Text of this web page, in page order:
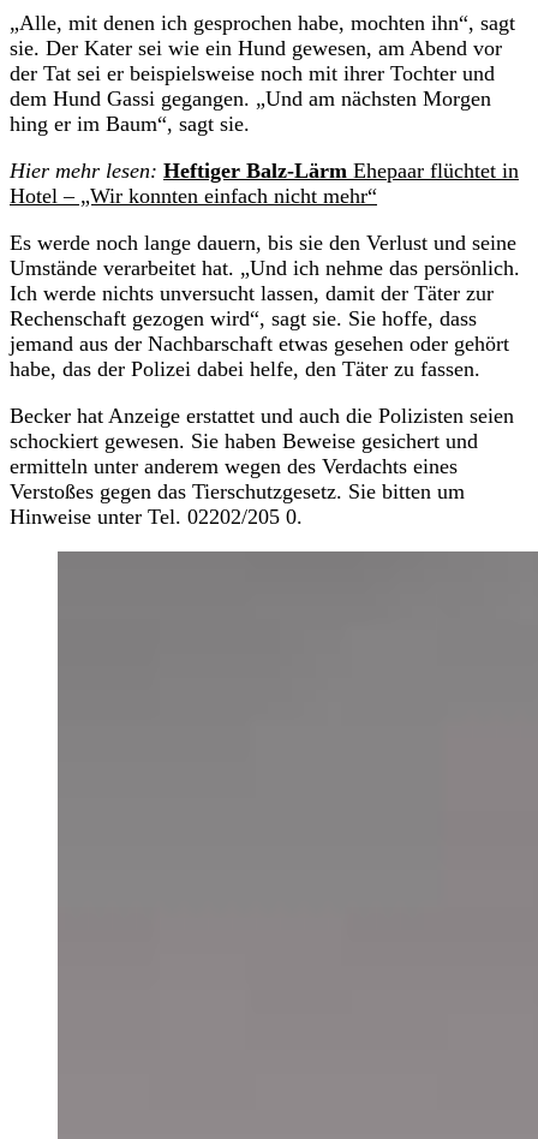
„Alle, mit denen ich gesprochen habe, mochten ihn“, sagt
sie. Der Kater sei wie ein Hund gewesen, am Abend vor
der Tat sei er beispielsweise noch mit ihrer Tochter und
dem Hund Gassi gegangen. „Und am nächsten Morgen
hing er im Baum“, sagt sie.
Hier mehr lesen: Heftiger Balz-Lärm Ehepaar flüchtet in
Hotel – „Wir konnten einfach nicht mehr“
Es werde noch lange dauern, bis sie den Verlust und seine
Umstände verarbeitet hat. „Und ich nehme das persönlich.
Ich werde nichts unversucht lassen, damit der Täter zur
Rechenschaft gezogen wird“, sagt sie. Sie hoffe, dass
jemand aus der Nachbarschaft etwas gesehen oder gehört
habe, das der Polizei dabei helfe, den Täter zu fassen.
Becker hat Anzeige erstattet und auch die Polizisten seien
schockiert gewesen. Sie haben Beweise gesichert und
ermitteln unter anderem wegen des Verdachts eines
Verstoßes gegen das Tierschutzgesetz. Sie bitten um
Hinweise unter Tel. 02202/205 0.